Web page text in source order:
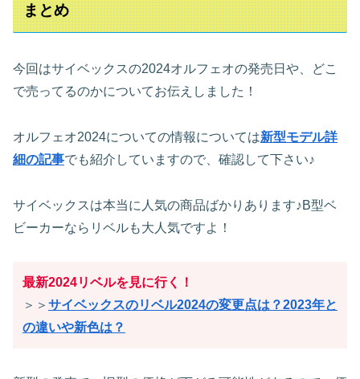
まとめ
今回はサイベックスの2024オルフェオの発売日や、どこ
で売ってるのかについてお伝えしました！
オルフェオ2024についての情報については新型モデル詳
細の記事でも紹介していますので、確認して下さい♪
サイベックスは本当に人気の商品ばかりあります♪B型ベ
ビーカーならリベルも大人気ですよ！
最新2024リベルを見に行く！
＞＞ サイベックスのリベル2024の変更点は？2023年と
の違いや新色は？